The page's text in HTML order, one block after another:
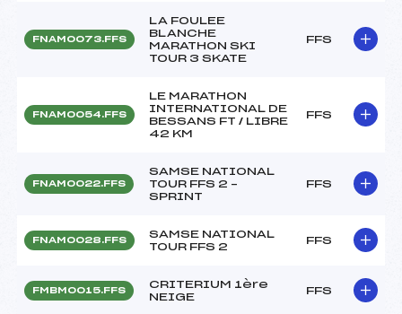
FNAM0073.FFS
LA FOULEE
BLANCHE
MARATHON SKI
TOUR 3 SKATE
FFS
FNAM0054.FFS
LE MARATHON
INTERNATIONAL DE
BESSANS FT / LIBRE
42 KM
FFS
FNAM0022.FFS
SAMSE NATIONAL
TOUR FFS 2 –
SPRINT
FFS
FNAM0028.FFS
SAMSE NATIONAL
TOUR FFS 2
FFS
FMBM0015.FFS
CRITERIUM 1ère
NEIGE
FFS